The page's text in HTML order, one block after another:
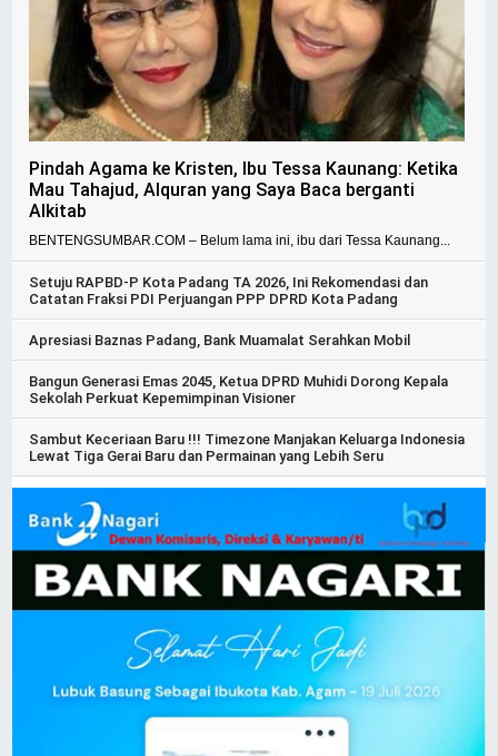
Pindah Agama ke Kristen, Ibu Tessa Kaunang: Ketika
Mau Tahajud, Alquran yang Saya Baca berganti
Alkitab
BENTENGSUMBAR.COM – Belum lama ini, ibu dari Tessa Kaunang...
Setuju RAPBD-P Kota Padang TA 2026, Ini Rekomendasi dan
Catatan Fraksi PDI Perjuangan PPP DPRD Kota Padang
Apresiasi Baznas Padang, Bank Muamalat Serahkan Mobil
Bangun Generasi Emas 2045, Ketua DPRD Muhidi Dorong Kepala
Sekolah Perkuat Kepemimpinan Visioner
Sambut Keceriaan Baru !!! Timezone Manjakan Keluarga Indonesia
Lewat Tiga Gerai Baru dan Permainan yang Lebih Seru